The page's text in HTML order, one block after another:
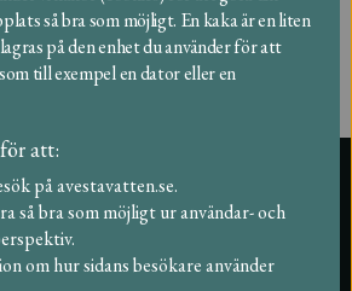
så bra som möjligt. En kaka är en liten
på den enhet du använder för att
till exempel en dator eller en
att:
på avestavatten.se.
så bra som möjligt ur användar- och
om hur sidans besökare använder